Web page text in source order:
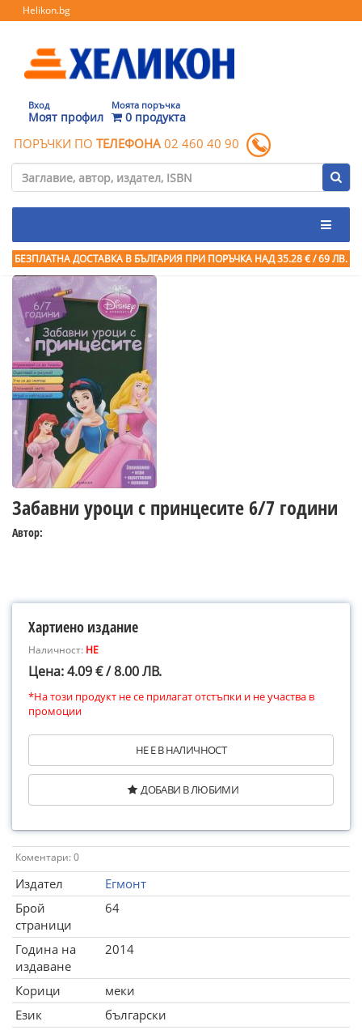
Helikon.bg
Вход
Моят профил
Моята поръчка
0 продукта
ПОРЪЧКИ ПО ТЕЛЕФОНА 02 460 40 90
БЕЗПЛАТНА ДОСТАВКА В БЪЛГАРИЯ ПРИ ПОРЪЧКА НАД 35.28 € / 69 ЛВ.
Забавни уроци с принцесите 6/7 години
Автор:
Хартиено издание
Наличност: НЕ
Цена: 4.09 € / 8.00 ЛВ.
*На този продукт не се прилагат отстъпки и не участва в
промоции
НЕ Е В НАЛИЧНОСТ
ДОБАВИ В ЛЮБИМИ
Коментари: 0
Издател
Егмонт
Брой
страници
64
Година на
издаване
2014
Корици
меки
Език
български